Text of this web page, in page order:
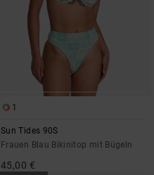
1
Sun Tides 90S
Frauen Blau Bikinitop mit Bügeln
45,00 €